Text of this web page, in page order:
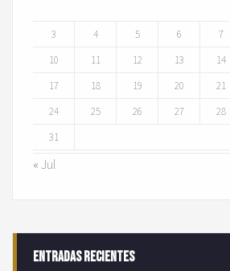
3
4 5 6 7
10
11 12 13 14
17
18 19 20 21
24
25 26 27 28
31
« Jul
Entradas recientes